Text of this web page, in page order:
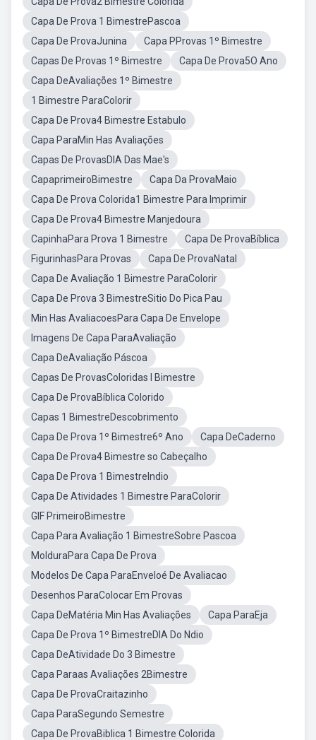
Capa De Prova 1 BimestrePascoa
Capa De ProvaJunina
Capa PProvas 1º Bimestre
Capas De Provas 1º Bimestre
Capa De Prova5O Ano
Capa DeAvaliações 1º Bimestre
1 Bimestre ParaColorir
Capa De Prova4 Bimestre Estabulo
Capa ParaMin Has Avaliações
Capas De ProvasDIA Das Mae's
CapaprimeiroBimestre
Capa Da ProvaMaio
Capa De Prova Colorida1 Bimestre Para Imprimir
Capa De Prova4 Bimestre Manjedoura
CapinhaPara Prova 1 Bimestre
Capa De ProvaBíblica
FigurinhasPara Provas
Capa De ProvaNatal
Capa De Avaliação 1 Bimestre ParaColorir
Capa De Prova 3 BimestreSitio Do Pica Pau
Min Has AvaliacoesPara Capa De Envelope
Imagens De Capa ParaAvaliação
Capa DeAvaliação Páscoa
Capas De ProvasColoridas I Bimestre
Capa De ProvaBíblica Colorido
Capas 1 BimestreDescobrimento
Capa De Prova 1º Bimestre6º Ano
Capa DeCaderno
Capa De Prova4 Bimestre so Cabeçalho
Capa De Prova 1 BimestreIndio
Capa De Atividades 1 Bimestre ParaColorir
GIF PrimeiroBimestre
Capa Para Avaliação 1 BimestreSobre Pascoa
MolduraPara Capa De Prova
Modelos De Capa ParaEnveloé De Avaliacao
Desenhos ParaColocar Em Provas
Capa DeMatéria Min Has Avaliações
Capa ParaEja
Capa De Prova 1º BimestreDIA Do Ndio
Capa DeAtividade Do 3 Bimestre
Capa Paraas Avaliações 2Bimestre
Capa De ProvaCraitazinho
Capa ParaSegundo Semestre
Capa De ProvaBiblica 1 Bimestre Colorida